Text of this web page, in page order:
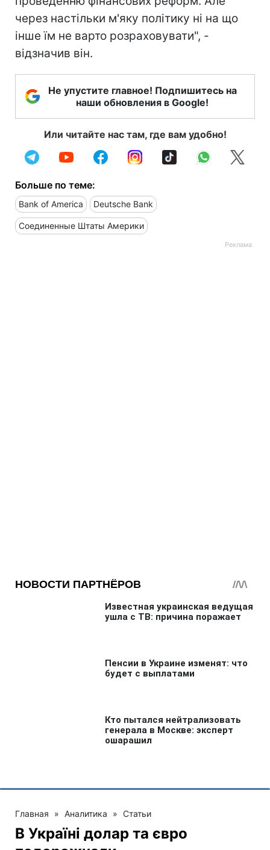
через настільки м'яку політику ні на що
інше їм не варто розраховувати", -
відзначив він.
Не упустите главное! Подпишитесь на
наши обновления в Google!
Или читайте нас там, где вам удобно!
Больше по теме:
Bank of America Deutsche Bank
Соединенные Штаты Америки
Главная » Аналитика » Статьи
В Україні долар та євро